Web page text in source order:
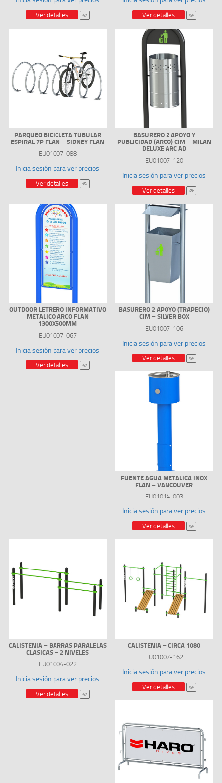
Ver detalles Ver detalles
PARQUEO BICICLETA TUBULAR
ESPIRAL 7P FLAN – SIDNEY FLAN
EU01007-088
Inicia sesión para ver precios
Ver detalles
BASURERO 2 APOYO Y
PUBLICIDAD (ARCO) CIM – MILAN
DELUXE ARC AD
EU01007-120
Inicia sesión para ver precios
Ver detalles
OUTDOOR LETRERO INFORMATIVO
METALICO ARCO FLAN
1300X500MM
EU01007-067
Inicia sesión para ver precios
Ver detalles
BASURERO 2 APOYO (TRAPECIO)
CIM – SILVER BOX
EU01007-106
Inicia sesión para ver precios
Ver detalles
FUENTE AGUA METALICA INOX
FLAN – VANCOUVER
EU01014-003
Inicia sesión para ver precios
Ver detalles
CALISTENIA – BARRAS PARALELAS
CLASICAS – 2 NIVELES
EU01004-022
Inicia sesión para ver precios
Ver detalles
CALISTENIA – CIRCA 1080
EU01007-162
Inicia sesión para ver precios
Ver detalles